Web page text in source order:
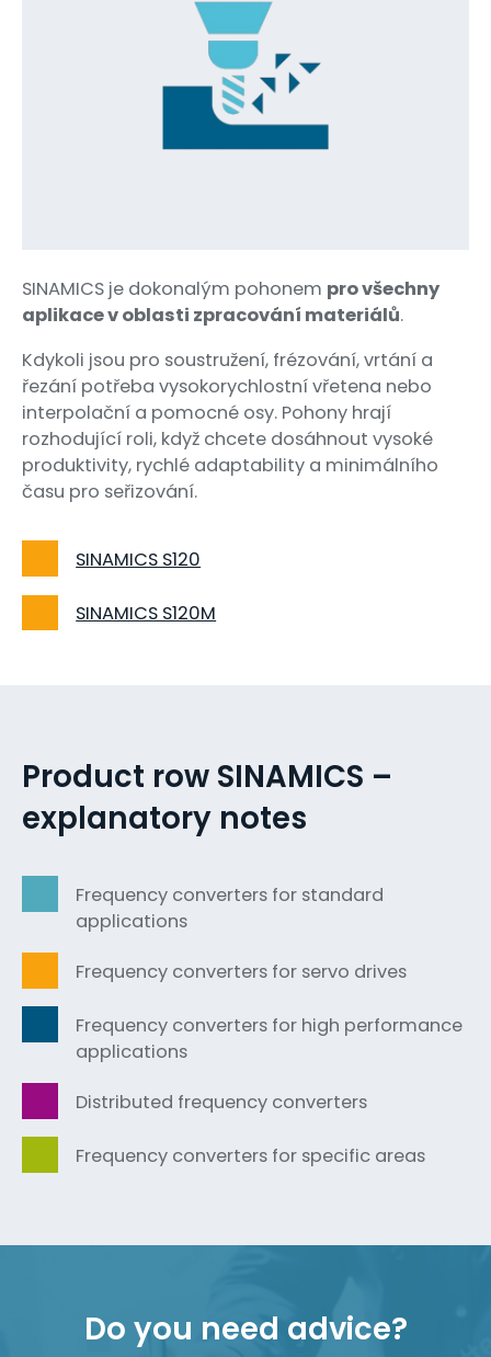
SINAMICS je dokonalým pohonem pro všechny
aplikace v oblasti zpracování materiálů.
Kdykoli jsou pro soustružení, frézování, vrtání a
řezání potřeba vysokorychlostní vřetena nebo
interpolační a pomocné osy. Pohony hrají
rozhodující roli, když chcete dosáhnout vysoké
produktivity, rychlé adaptability a minimálního
času pro seřizování.
SINAMICS S120
SINAMICS S120M
Product row SINAMICS –
explanatory notes
Frequency converters for standard
applications
Frequency converters for servo drives
Frequency converters for high performance
applications
Distributed frequency converters
Frequency converters for specific areas
Do you need advice?